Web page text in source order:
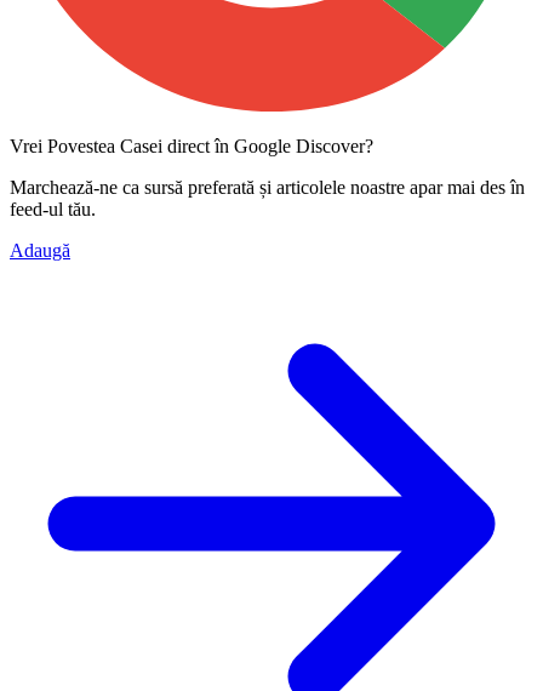
Vrei Povestea Casei direct în Google Discover?
Marchează-ne ca sursă preferată și articolele noastre apar mai des în
feed-ul tău.
Adaugă